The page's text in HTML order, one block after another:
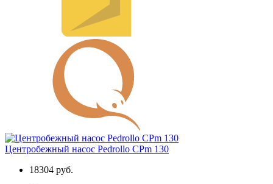
Центробежный насос Pedrollo CPm 130
18304 руб.